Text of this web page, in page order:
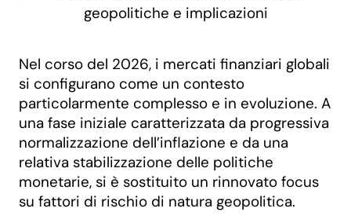
Nel corso del 2026, i mercati finanziari globali
si configurano come un contesto
particolarmente complesso e in evoluzione. A
una fase iniziale caratterizzata da progressiva
normalizzazione dell’inflazione e da una
relativa stabilizzazione delle politiche
monetarie, si è sostituito un rinnovato focus
su fattori di rischio di natura geopolitica.